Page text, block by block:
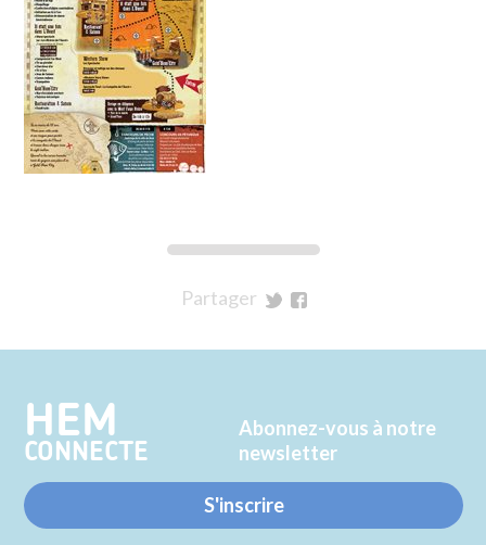
Partager
Twitter
Facebook
HEM
CONNECTE
Abonnez-vous à notre
newsletter
S'inscrire